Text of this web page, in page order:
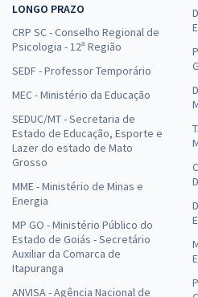
LONGO PRAZO
CRP SC - Conselho Regional de
Psicologia - 12ª Região
SEDF - Professor Temporário
MEC - Ministério da Educação
SEDUC/MT - Secretaria de
Estado de Educação, Esporte e
Lazer do estado de Mato
Grosso
MME - Ministério de Minas e
Energia
MP GO - Ministério Público do
Estado de Goiás - Secretário
Auxiliar da Comarca de
Itapuranga
ANVISA - Agência Nacional de